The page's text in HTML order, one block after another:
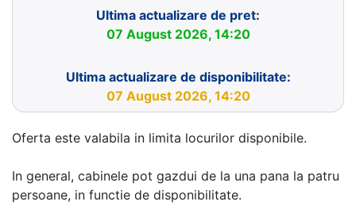
Ultima actualizare de pret:
07 August 2026, 14:20
Ultima actualizare de disponibilitate:
07 August 2026, 14:20
Oferta este valabila in limita locurilor disponibile.
In general, cabinele pot gazdui de la una pana la patru
persoane, in functie de disponibilitate.